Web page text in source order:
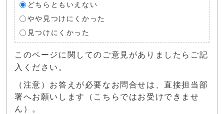
どちらともいえない
やや見つけにくかった
見つけにくかった
このページに関してのご意見がありましたらご記
入ください。
（注意）お答えが必要なお問合せは、直接担当部
署へお願いします（こちらではお受けできませ
ん）。